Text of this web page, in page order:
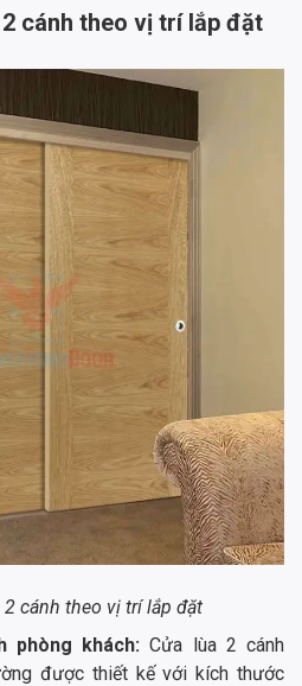
cánh theo vị trí lắp đặt
cánh theo vị trí lắp đặt
phòng khách: Cửa lùa 2 cánh
được thiết kế với kích thước